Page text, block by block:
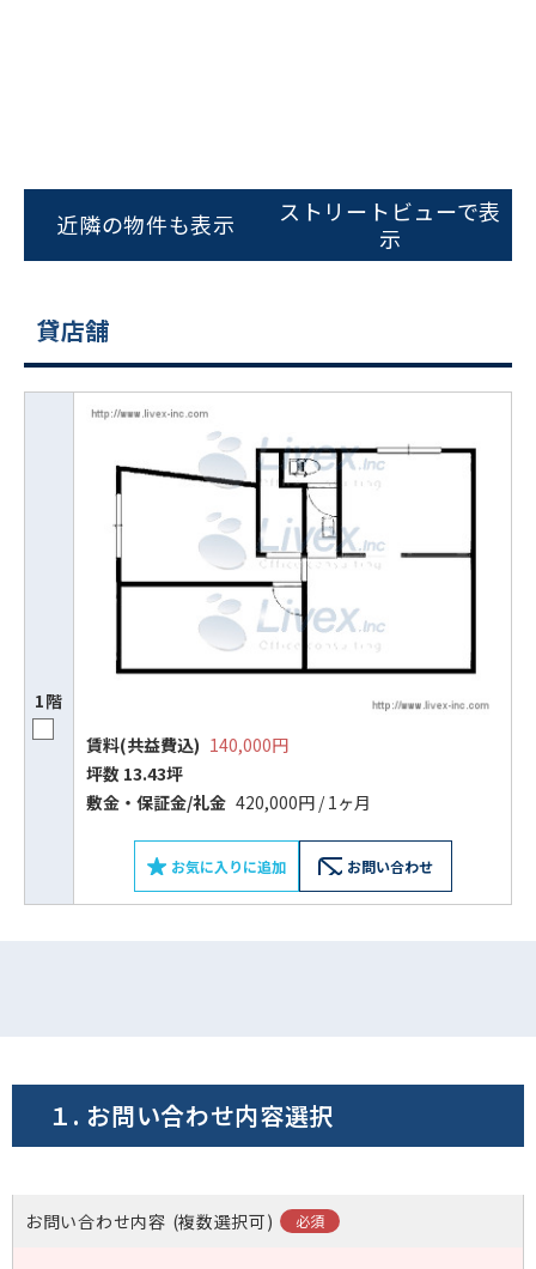
近隣の物件も表示
ストリートビューで表
示
貸店舗
1階
賃料(共益費込) 140,000円
坪数 13.43坪
敷⾦‧保証⾦/礼⾦ 420,000円 / 1ヶ月
お気に入りに追加 お問い合わせ
ビルコード：172272
をお伝えいただくと
スムーズにご案内できます
フォームでお問い合わせ
１. お問い合わせ内容選択
お問い合わせ内容 (複数選択可)